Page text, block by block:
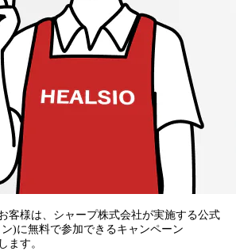
客様は、シャープ株式会社が実施する公式
)に無料で参加できるキャンペーン
ます。